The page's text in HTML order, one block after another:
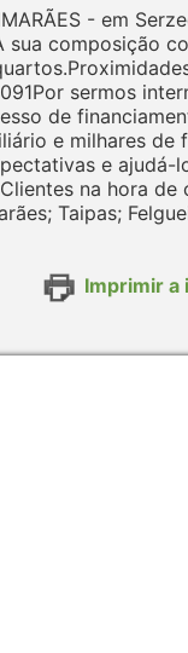
- em
composição
sermos
de
e milhares de
e ajudá-
na hora de
Taipas;
Imprimir a